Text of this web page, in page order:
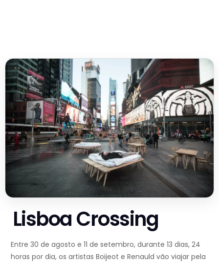
Lisboa Crossing
Entre 30 de agosto e 11 de setembro, durante 13 dias, 24
horas por dia, os artistas Boijeot e Renauld vão viajar pela